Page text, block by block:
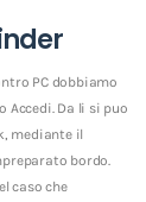
PC dobbiamo
Accedi. Da li si puo
mediante il
bordo.
caso che